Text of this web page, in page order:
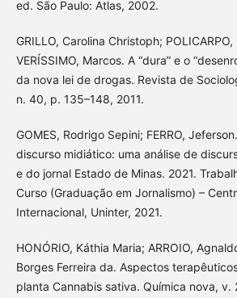
ed. São Paulo: Atlas, 2002.
GRILLO, Carolina Christoph;
VERÍSSIMO, Marcos. A “dura” e o
da nova lei de drogas. Revista de
n. 40, p. 135–148, 2011.
GOMES, Rodrigo Sepini; FERRO,
discurso midiático: uma análise de
e do jornal Estado de Minas. 2021.
Curso (Graduação em Jornalismo) –
Internacional, Uninter, 2021.
HONÓRIO, Káthia Maria; ARROIO,
Borges Ferreira da. Aspectos
planta Cannabis sativa. Química nova,